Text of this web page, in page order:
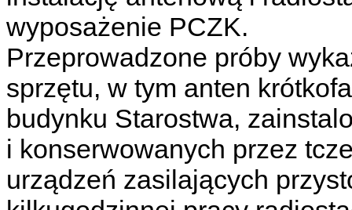
wyposażenie PCZK.
Przeprowadzone próby
sprzętu, w tym anten
budynku Starostwa,
i konserwowanych przez
urządzeń zasilających